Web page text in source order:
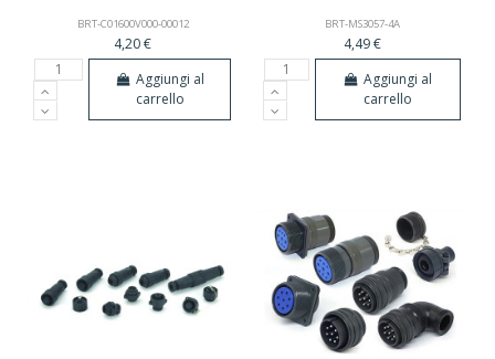
BRT-C01600V000-00012
4,20 €
Aggiungi al
carrello
BRT-MS3057-4A
4,49 €
Aggiungi al
carrello